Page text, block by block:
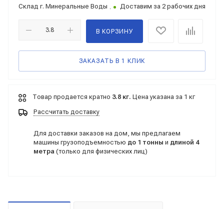
Склад г. Минеральные Воды Доставим за 2 рабочих дня
В КОРЗИНУ
ЗАКАЗАТЬ В 1 КЛИК
Товар продается кратно 3.8 кг. Цена указана за 1 кг
Рассчитать доставку
Для доставки заказов на дом, мы предлагаем
машины грузоподъемностью до 1 тонны и длиной 4
метра (только для физических лиц)